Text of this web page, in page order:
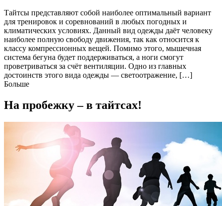
Тайтсы представляют собой наиболее оптимальный вариант
для тренировок и соревнований в любых погодных и
климатических условиях. Данный вид одежды даёт человеку
наиболее полную свободу движения, так как относится к
классу компрессионных вещей. Помимо этого, мышечная
система бегуна будет поддерживаться, а ноги смогут
проветриваться за счёт вентиляции. Одно из главных
достоинств этого вида одежды — светоотражение, […]
Больше
На пробежку – в тайтсах!